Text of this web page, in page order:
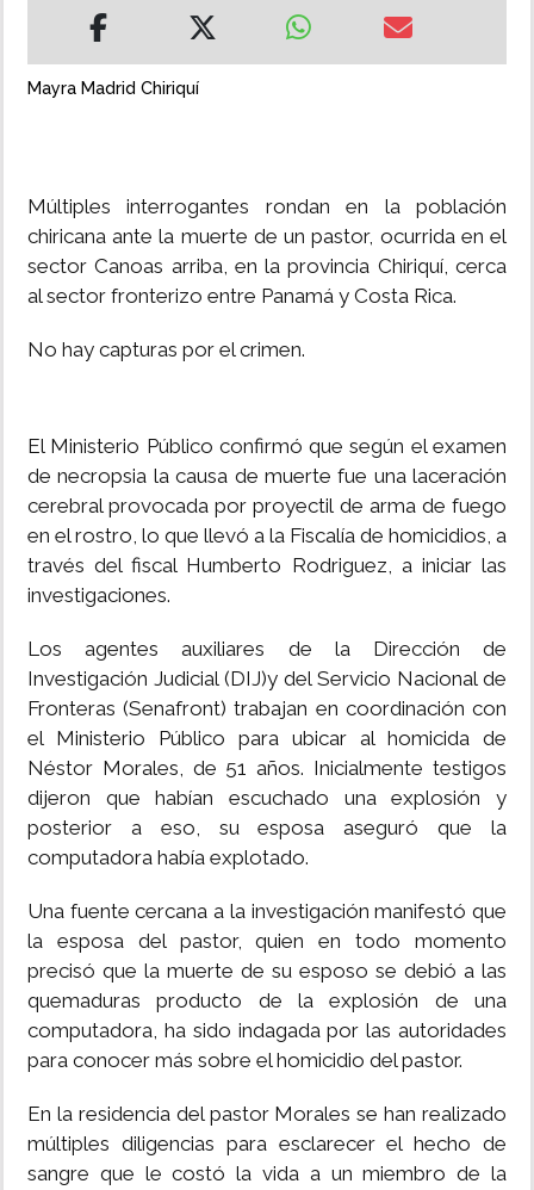
Mayra Madrid Chiriquí
Múltiples interrogantes rondan en la población
chiricana ante la muerte de un pastor, ocurrida en el
sector Canoas arriba, en la provincia Chiriquí, cerca
al sector fronterizo entre Panamá y Costa Rica.
No hay capturas por el crimen.
El Ministerio Público confirmó que según el examen
de necropsia la causa de muerte fue una laceración
cerebral provocada por proyectil de arma de fuego
en el rostro, lo que llevó a la Fiscalía de homicidios, a
través del fiscal Humberto Rodriguez, a iniciar las
investigaciones.
Los agentes auxiliares de la Dirección de
Investigación Judicial (DIJ)y del Servicio Nacional de
Fronteras (Senafront) trabajan en coordinación con
el Ministerio Público para ubicar al homicida de
Néstor Morales, de 51 años. Inicialmente testigos
dijeron que habían escuchado una explosión y
posterior a eso, su esposa aseguró que la
computadora había explotado.
Una fuente cercana a la investigación manifestó que
la esposa del pastor, quien en todo momento
precisó que la muerte de su esposo se debió a las
quemaduras producto de la explosión de una
computadora, ha sido indagada por las autoridades
para conocer más sobre el homicidio del pastor.
En la residencia del pastor Morales se han realizado
múltiples diligencias para esclarecer el hecho de
sangre que le costó la vida a un miembro de la